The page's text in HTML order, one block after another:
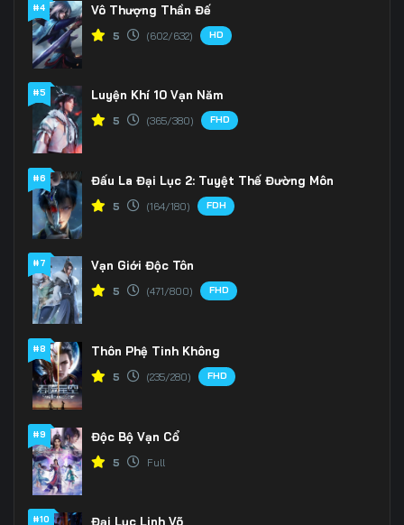
#4 Vô Thượng Thần Đế
5 (602/632) HD
#5 Luyện Khí 10 Vạn Năm
5 (365/380) FHD
#6 Đấu La Đại Lục 2: Tuyệt Thế Đường Môn
5 (164/180) FDH
#7 Vạn Giới Độc Tôn
5 (471/800) FHD
#8 Thôn Phệ Tinh Không
5 (235/280) FHD
#9 Độc Bộ Vạn Cổ
5 Full
#10 Đại Lục Linh Võ